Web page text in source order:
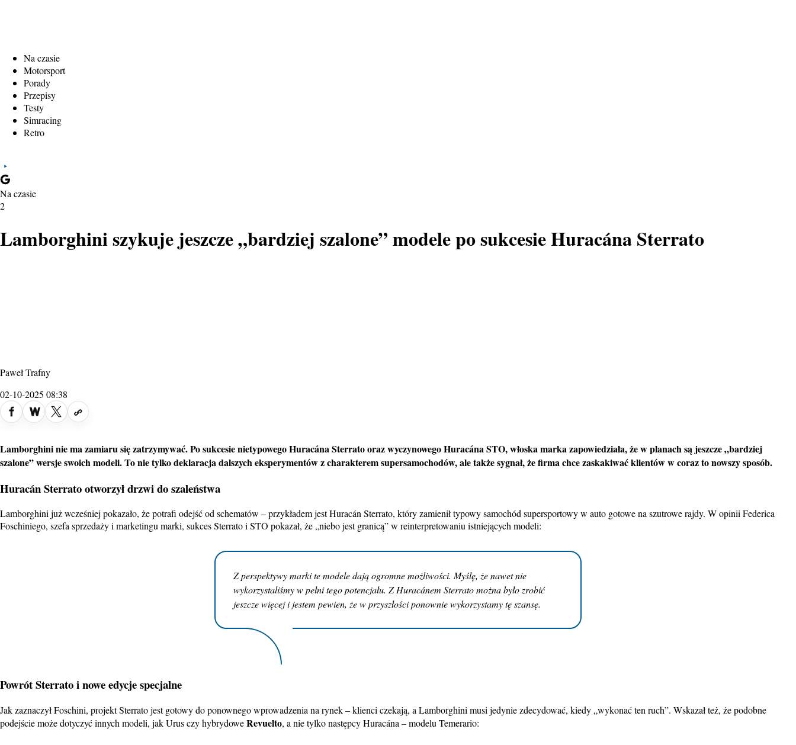
Na czasie
Motorsport
Porady
Przepisy
Testy
Simracing
Retro
Na czasie
2
Lamborghini szykuje jeszcze „bardziej szalone” modele po sukcesie Huracána Sterrato
Paweł Trafny
02-10-2025 08:38
Lamborghininie ma zamiaru się zatrzymywać. Po sukcesie nietypowego Huracána Sterrato oraz wyczynowego Huracána STO, włoska marka zapowiedziała, że w planach są jeszcze „bardziej
szalone” wersje swoich modeli. To nie tylko deklaracja dalszych eksperymentów z charakterem supersamochodów, ale także sygnał, że firma chce zaskakiwać klientów w coraz to nowszy sposób.
Huracán Sterrato otworzył drzwi do szaleństwa
Lamborghini już wcześniej pokazało, że potrafi odejść od schematów – przykładem jest Huracán Sterrato, który zamienił typowy samochód supersportowy w auto gotowe na szutrowe rajdy. W opinii Federica
Foschiniego, szefa sprzedaży i marketingu marki, sukces Sterrato i STO pokazał, że „niebo jest granicą” w reinterpretowaniu istniejących modeli:
Z perspektywy marki te modele dają ogromne możliwości. Myślę, że nawet nie
wykorzystaliśmy w pełni tego potencjału. Z Huracánem Sterrato można było zrobić
jeszcze więcej i jestem pewien, że w przyszłości ponownie wykorzystamy tę szansę.
Powrót Sterrato i noweedycje specjalne
Jak zaznaczył Foschini, projekt Sterrato jest gotowy do ponownego wprowadzenia na rynek – klienci czekają, a Lamborghini musi jedynie zdecydować, kiedy „wykonać ten ruch”. Wskazał też, że podobne
podejście może dotyczyć innych modeli, jak Urus czy hybrydoweRevuelto, a nie tylko następcy Huracána – modelu Temerario: